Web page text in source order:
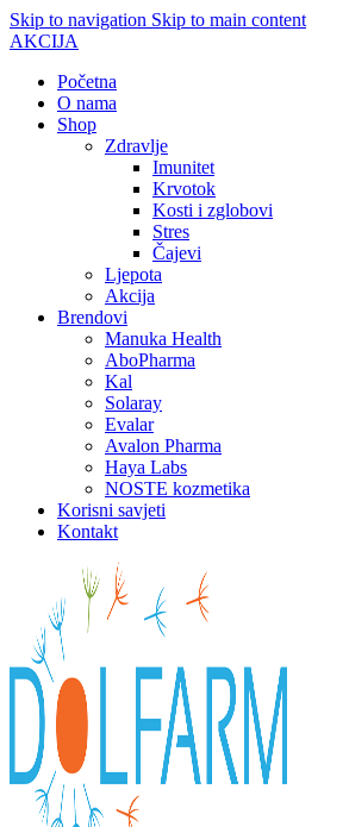
Skip to navigation Skip to main content
AKCIJA
Početna
O nama
Shop
Zdravlje
Imunitet
Krvotok
Kosti i zglobovi
Stres
Čajevi
Ljepota
Akcija
Brendovi
Manuka Health
AboPharma
Kal
Solaray
Evalar
Avalon Pharma
Haya Labs
NOSTE kozmetika
Korisni savjeti
Kontakt